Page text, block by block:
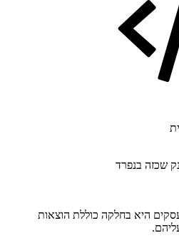
שכזה בנפרד
היא בחלקה כוללת הוצאות